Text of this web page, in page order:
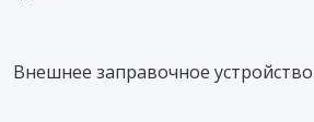
Внешнее заправочное